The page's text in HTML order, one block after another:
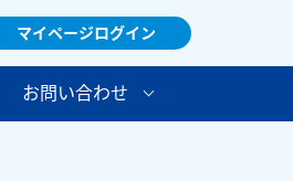
マイページログイン
お問い合わせ